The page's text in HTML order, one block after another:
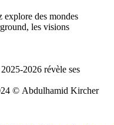
explore des mondes
les visions
© Abdulhamid Kircher